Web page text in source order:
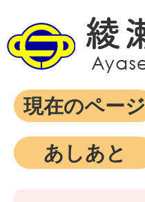
現在のページ
あしあと